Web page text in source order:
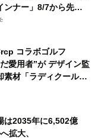
ンナー」8/7から先行
コラボゴルフ
愛用者”が デザイン監
材「ラディクール」
』に人気ゴルフイラ
定デザイン発売中
は2035年に6,502億
拡大、